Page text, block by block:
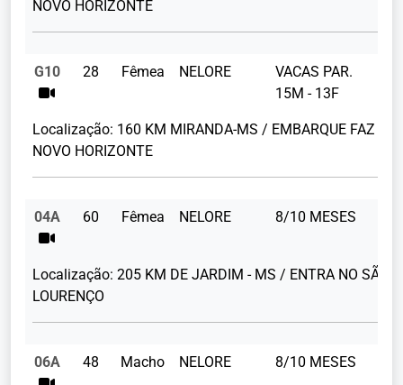
NOVO HORIZONTE
G10 28 Fêmea NELORE
VACAS PAR.
15M - 13F
Localização: 160 KM MIRANDA-MS / EMBARQUE FAZ
NOVO HORIZONTE
04A 60 Fêmea NELORE 8/10 MESES
Localização: 205 KM DE JARDIM - MS / ENTRA NO SÃO
LOURENÇO
06A 48 Macho NELORE 8/10 MESES